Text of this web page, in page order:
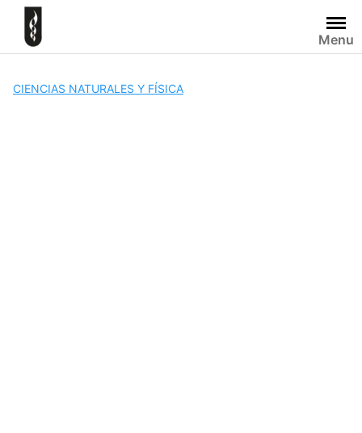
Skip
content
Menu
CIENCIAS NATURALES Y FÍSICA